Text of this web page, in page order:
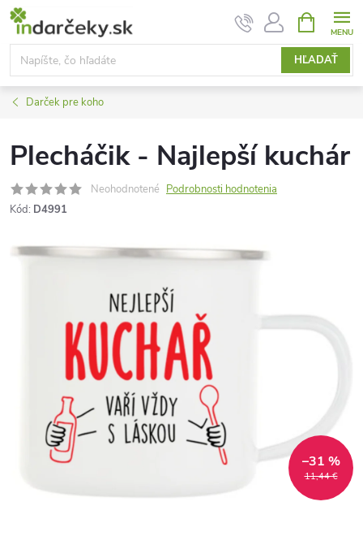
Prejsť
obsah
HĽADAŤ
KOŠÍK
Darček pre koho
Plecháčik - Najlepší kuchár
Neohodnotené Podrobnosti hodnotenia
Kód: D4991
11,44 €
–31 %